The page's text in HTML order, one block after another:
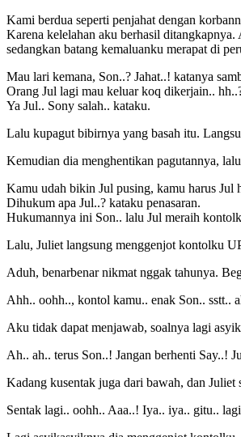
Kami berdua seperti penjahat dengan
Karena kelelahan aku berhasil
sedangkan batang kemaluanku merapat di
Mau lari kemana, Son..? Jahat..! katanya
Orang Jul lagi mau keluar koq dikerjain..
Ya Jul.. Sony salah.. kataku.
Lalu kupagut bibirnya yang basah itu.
Kemudian dia menghentikan pagutannya,
Kamu udah bikin Jul pusing, kamu harus Jul
Dihukum apa Jul..? kataku penasaran.
Hukumannya ini Son.. lalu Jul meraih
Lalu, Juliet langsung menggenjot kontolku
Aduh, benarbenar nikmat nggak tahunya.
Ahh.. oohh.., kontol kamu.. enak Son.. sstt..
Aku tidak dapat menjawab, soalnya lagi
Ah.. ah.. terus Son..! Jangan berhenti Say..!
Kadang kusentak juga dari bawah, dan Juliet
Sentak lagi.. oohh.. Aaa..! Iya.. iya.. gitu..